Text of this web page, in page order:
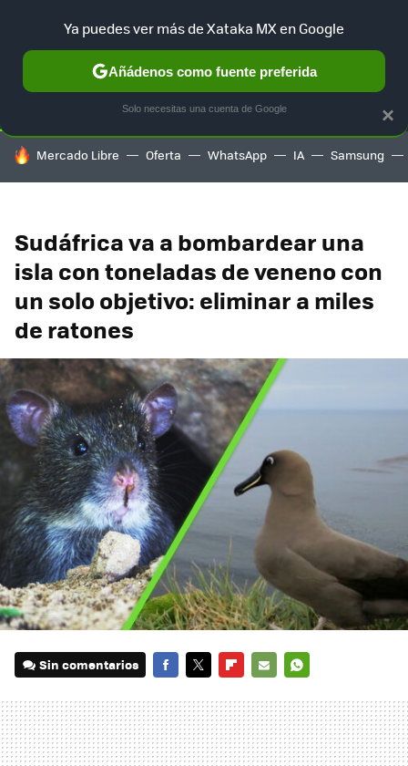
SELECCIÓN GAMING HOME AUTO TERRITORIO
HOY SE HABLA DE
Mercado Libre Oferta WhatsApp IA Samsung
Sudáfrica va a bombardear una
isla con toneladas de veneno con
un solo objetivo: eliminar a miles
de ratones
Sin comentarios
MAIL
×
Ya puedes ver más de Xataka MX en Google
Añádenos como fuente preferida
Solo necesitas una cuenta de Google